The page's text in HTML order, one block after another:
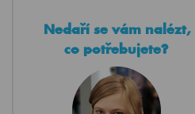
Nedaří se vám nalézt,
co potřebujete?